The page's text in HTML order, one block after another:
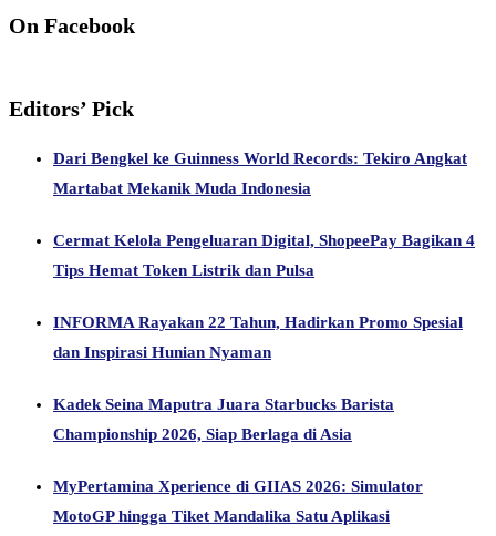
On Facebook
Editors’ Pick
Dari Bengkel ke Guinness World Records: Tekiro Angkat
Martabat Mekanik Muda Indonesia
Cermat Kelola Pengeluaran Digital, ShopeePay Bagikan 4
Tips Hemat Token Listrik dan Pulsa
INFORMA Rayakan 22 Tahun, Hadirkan Promo Spesial
dan Inspirasi Hunian Nyaman
Kadek Seina Maputra Juara Starbucks Barista
Championship 2026, Siap Berlaga di Asia
MyPertamina Xperience di GIIAS 2026: Simulator
MotoGP hingga Tiket Mandalika Satu Aplikasi